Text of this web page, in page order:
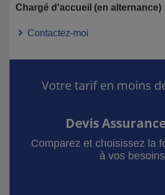
Chargé d'accueil (en alternance)
Contactez-moi
Votre tarif en moins
Devis
Comparez et choisissez la
à vos